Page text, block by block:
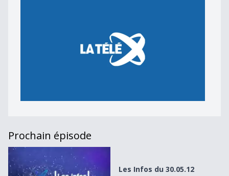
Prochain épisode
Les Infos du 30.05.12
Les Infos du 30.05.12